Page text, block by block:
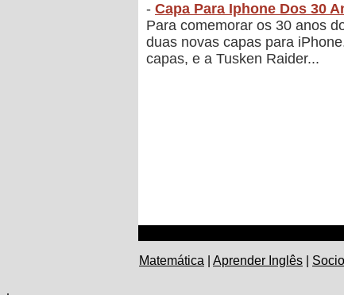
- Capa Para Iphone Dos 30
Para comemorar os 30 anos
duas novas capas para
capas, e a Tusken Raider...
Matemática Aprender Inglês
.